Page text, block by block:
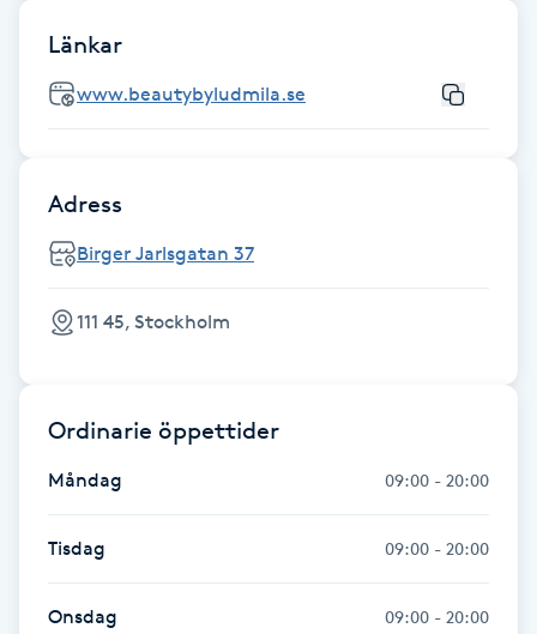
Healing
Hollywood Peel
Hot Stone Massage
Hot yoga
Hudvård
Länkar
www.beautybyludmila.se
Adress
Birger Jarlsgatan 37
111 45, Stockholm
Ordinarie öppettider
Måndag 09:00 - 20:00
Tisdag 09:00 - 20:00
Onsdag 09:00 - 20:00